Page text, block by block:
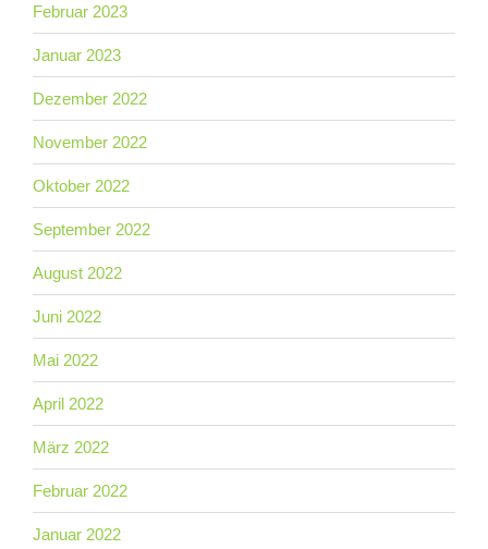
Februar 2023
Januar 2023
Dezember 2022
November 2022
Oktober 2022
September 2022
August 2022
Juni 2022
Mai 2022
April 2022
März 2022
Februar 2022
Januar 2022